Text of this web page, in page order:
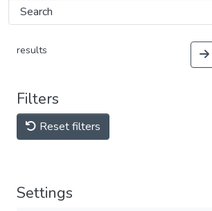
results
Filters
Reset filters
Settings